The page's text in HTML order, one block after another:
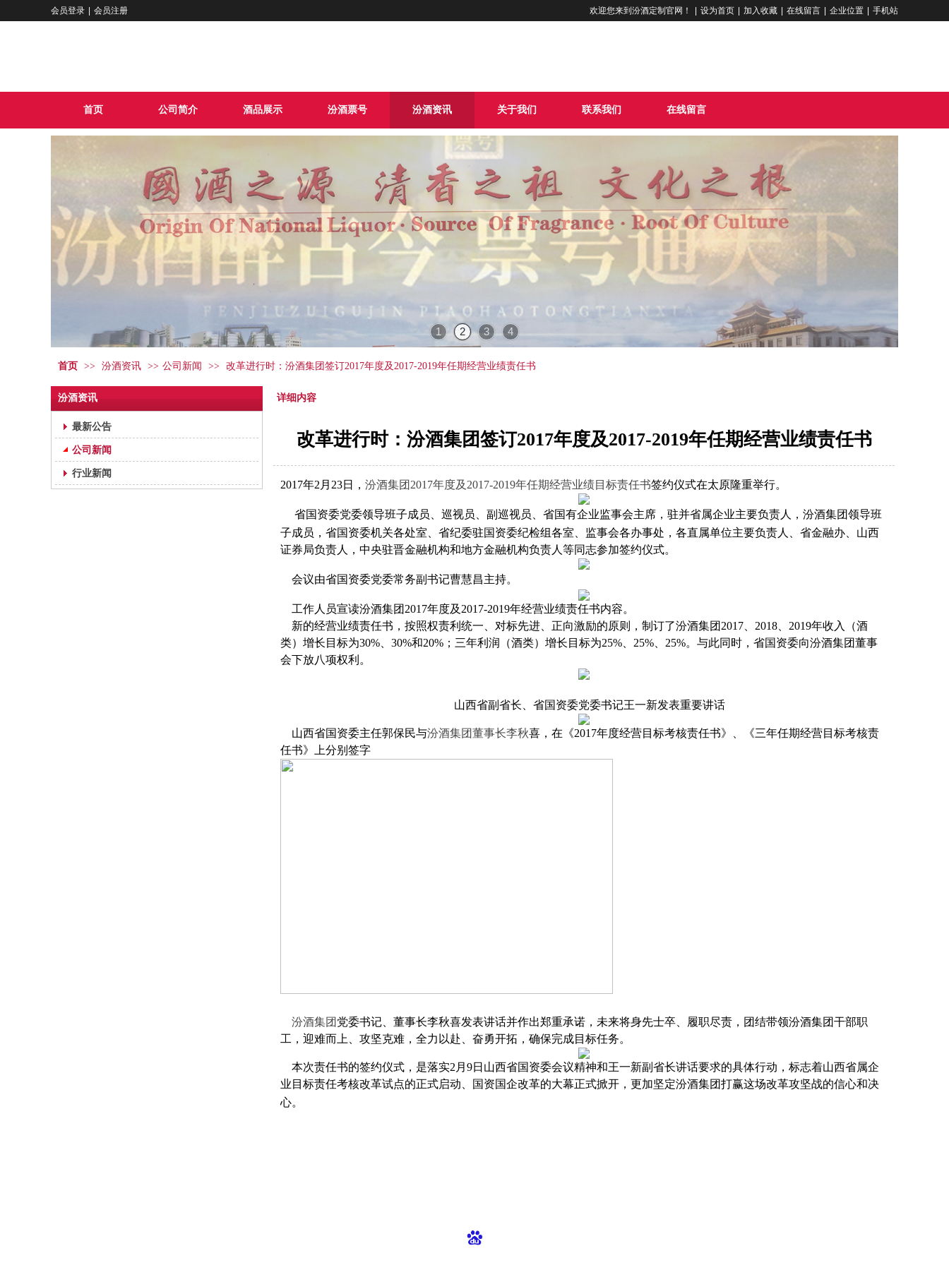
会员登录 会员注册 欢迎您来到汾酒定制官网！ 设为首页 加入收藏 在线留言 企业位置 手机站
首页 公司简介 酒品展示 汾酒票号 汾酒资讯 关于我们 联系我们 在线留言
1 2 3 4
首页 >> 汾酒资讯 >> 公司新闻 >> 改革进行时：汾酒集团签订2017年度及2017-2019年任期经营业绩责任书
汾酒资讯
最新公告
公司新闻
行业新闻
详细内容
改革进行时：汾酒集团签订2017年度及2017-2019年任期经营业绩责任书
2017年2月23日， 汾酒集团2017年度及2017-2019年任期经营业绩目标责任书签约仪式在太原隆重举行。
省国资委党委领导班子成员、巡视员、副巡视员、省国有企业监事会主席，驻并省属企业主要负责人，汾酒集团领导班
子成员，省国资委机关各处室、省纪委驻国资委纪检组各室、监事会各办事处，各直属单位主要负责人、省金融办、山西
证券局负责人，中央驻晋金融机构和地方金融机构负责人等同志参加签约仪式。
会议由省国资委党委常务副书记曹慧昌主持。
工作人员宣读汾酒集团2017年度及2017-2019年经营业绩责任书内容。
新的经营业绩责任书，按照权责利统一、对标先进、正向激励的原则，制订了汾酒集团2017、2018、2019年收入（酒
类）增长目标为30%、30%和20%；三年利润（酒类）增长目标为25%、25%、25%。与此同时，省国资委向汾酒集团董事
会下放八项权利。
山西省副省长、省国资委党委书记王一新发表重要讲话
山西省国资委主任郭保民与汾酒集团董事长李秋喜，在《2017年度经营目标考核责任书》、《三年任期经营目标考核责
任书》上分别签字
汾酒集团 党委书记、董事长李秋喜发表讲话并作出郑重承诺，未来将身先士卒、履职尽责，团结带领汾酒集团干部职
工，迎难而上、攻坚克难，全力以赴、奋勇开拓，确保完成目标任务。
本次责任书的签约仪式，是落实2月9日山西省国资委会议精神和王一新副省长讲话要求的具体行动，标志着山西省属企
业目标责任考核改革试点的正式启动、国资国企改革的大幕正式掀开，更加坚定汾酒集团打赢这场改革攻坚战的信心和决
心。